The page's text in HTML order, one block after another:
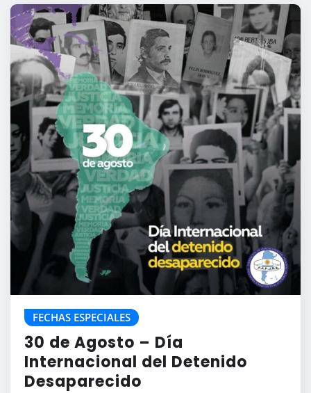
FECHAS ESPECIALES
30 de Agosto – Día
Internacional del Detenido
Desaparecido